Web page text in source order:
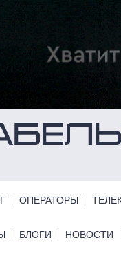
ОПЕРАТОРЫ
bottom
БЛОГИ НОВОСТИ